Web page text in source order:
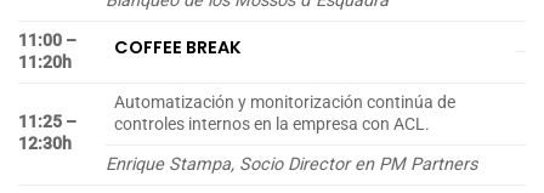
11:00 –
11:20h
COFFEE BREAK
11:25 –
12:30h
Automatización y monitorización continúa de
controles internos en la empresa con ACL.
Enrique Stampa, Socio Director en PM Partners